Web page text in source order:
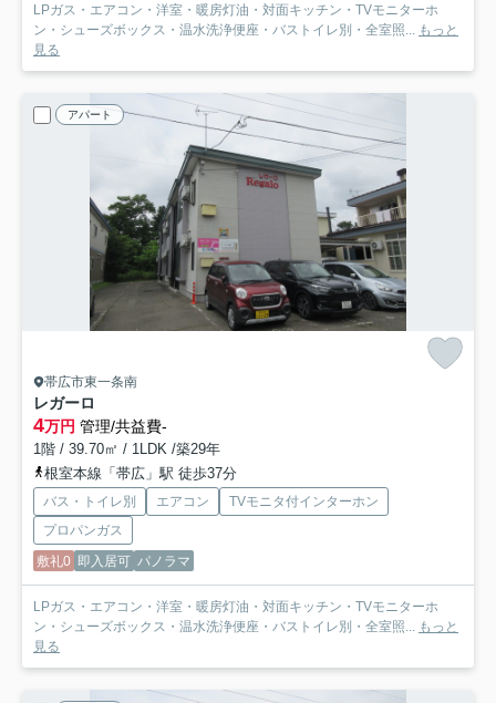
LPガス・エアコン・洋室・暖房灯油・対面キッチン・TVモニターホ
ン・シューズボックス・温水洗浄便座・バストイレ別・全室照...
もっと
見る
アパート
帯広市東一条南
レガーロ
4万円 管理/共益費-
1階 / 39.70㎡ / 1LDK /築29年
根室本線「帯広」駅 徒歩37分
バス・トイレ別 エアコン
TVモニタ付インターホン
プロパンガス
敷礼0 即入居可 パノラマ
LPガス・エアコン・洋室・暖房灯油・対面キッチン・TVモニターホ
ン・シューズボックス・温水洗浄便座・バストイレ別・全室照...
もっと
見る